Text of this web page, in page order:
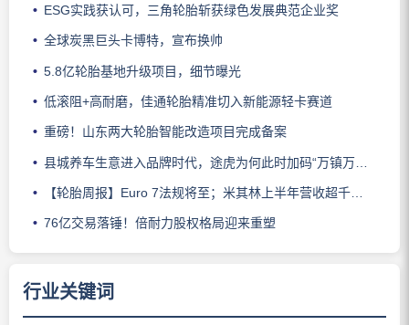
ESG实践获认可，三角轮胎斩获绿色发展典范企业奖
全球炭黑巨头卡博特，宣布换帅
5.8亿轮胎基地升级项目，细节曝光
低滚阻+高耐磨，佳通轮胎精准切入新能源轻卡赛道
重磅！山东两大轮胎智能改造项目完成备案
县城养车生意进入品牌时代，途虎为何此时加码“万镇万店”？
【轮胎周报】Euro 7法规将至；米其林上半年营收超千亿；倍耐力上半年盈利稳增；龙星炭黑斩获欧洲近万吨订单
76亿交易落锤！倍耐力股权格局迎来重塑
行业关键词